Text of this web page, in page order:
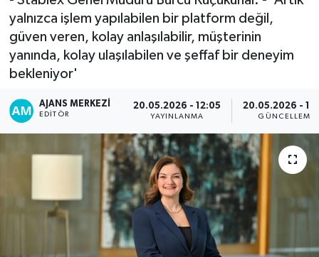
yalnızca işlem yapılabilen bir platform değil,
güven veren, kolay anlaşılabilir, müşterinin
yanında, kolay ulaşılabilen ve şeffaf bir deneyim
bekleniyor'
AJANS MERKEZI
EDITÖR
20.05.2026 - 12:05
YAYINLANMA
20.05.2026 -
GÜNCELLEME